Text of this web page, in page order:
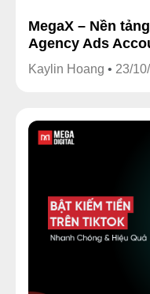
MegaX – Nền
Agency Ads
Kaylin Hoang 23/